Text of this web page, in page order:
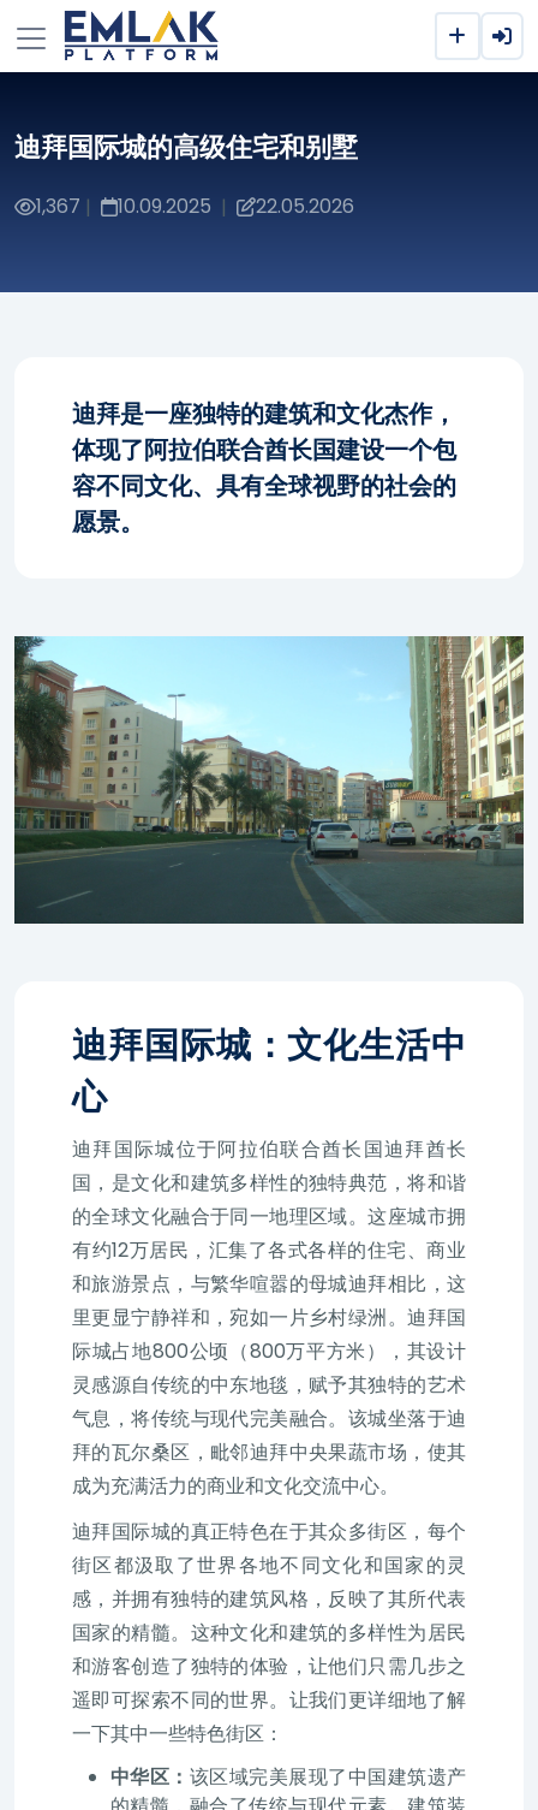
迪拜国际城的高级住宅和别墅
1,367 | 10.09.2025 | 22.05.2026
迪拜是一座独特的建筑和文化杰作，
体现了阿拉伯联合酋长国建设一个包
容不同文化、具有全球视野的社会的
愿景。
迪拜国际城：文化生活中
心
迪拜国际城位于阿拉伯联合酋长国迪拜酋长
国，是文化和建筑多样性的独特典范，将和谐
的全球文化融合于同一地理区域。这座城市拥
有约12万居民，汇集了各式各样的住宅、商业
和旅游景点，与繁华喧嚣的母城迪拜相比，这
里更显宁静祥和，宛如一片乡村绿洲。迪拜国
际城占地800公顷（800万平方米），其设计
灵感源自传统的中东地毯，赋予其独特的艺术
气息，将传统与现代完美融合。该城坐落于迪
拜的瓦尔桑区，毗邻迪拜中央果蔬市场，使其
成为充满活力的商业和文化交流中心。
迪拜国际城的真正特色在于其众多街区，每个
街区都汲取了世界各地不同文化和国家的灵
感，并拥有独特的建筑风格，反映了其所代表
国家的精髓。这种文化和建筑的多样性为居民
和游客创造了独特的体验，让他们只需几步之
遥即可探索不同的世界。让我们更详细地了解
一下其中一些特色街区：
中华区： 该区域完美展现了中国建筑遗产